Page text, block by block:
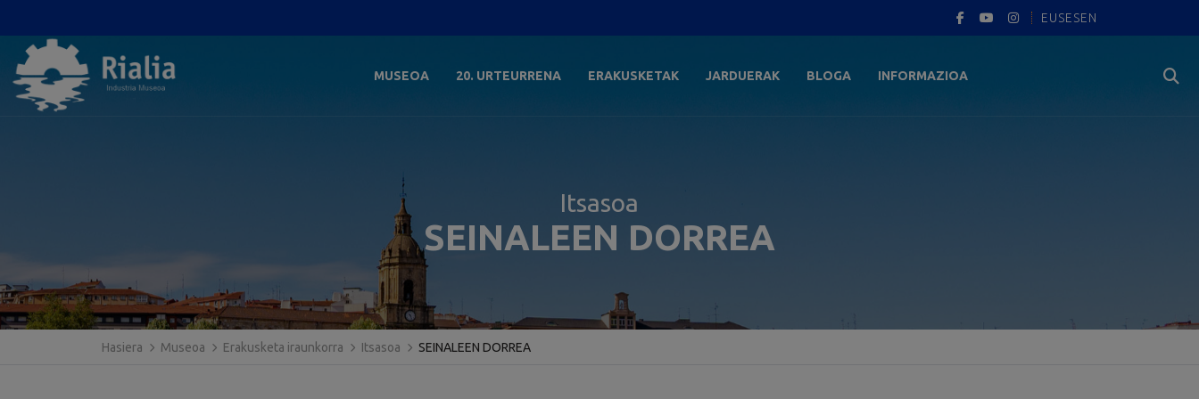
EUSESEN
MUSEOA 20. URTEURRENA ERAKUSKETAK JARDUERAK BLOGA INFORMAZIOA
Itsasoa
SEINALEEN DORREA
Hasiera Museoa Erakusketa iraunkorra Itsasoa SEINALEEN DORREA